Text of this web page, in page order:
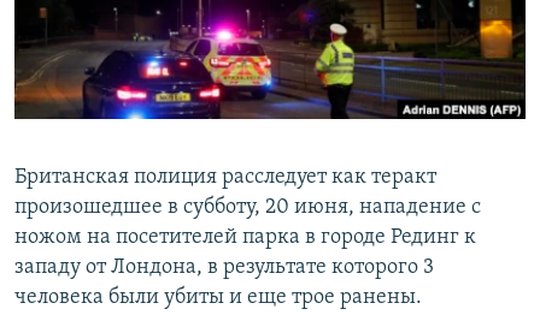
ПОБЕДИТЕЛЕЙ НЕ СУДЯТ?
КРЫМ.НЕПОКОРЕННЫЙ
ELIFBE
ПРИСОЕДИНЯЙТЕСЬ!
Все сайты RFE/RL
Британская полиция расследует как теракт
произошедшее в субботу, 20 июня, нападение с
ножом на посетителей парка в городе Рединг к
западу от Лондона, в результате которого 3
человека были убиты и еще трое ранены.